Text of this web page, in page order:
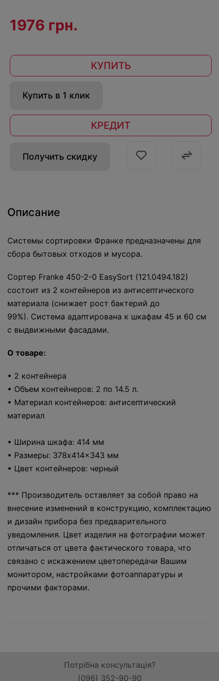
1976 грн.
КУПИТЬ
Купить в 1 клик
КРЕДИТ
Получить скидку
Описание
Системы сортировки Франке предназначены для
сбора бытовых отходов и мусора.
Сортер Franke 450-2-0 EasySort (121.0494.182)
состоит из 2 контейнеров из антисептического
материала (снижает рост бактерий до
99%). Система адаптирована к шкафам 45 и 60 см
с выдвижными фасадами.
О товаре:
• 2 контейнера
• Объем контейнеров: 2 по 14.5 л.
• Материал контейнеров: антисептический
материал
• Ширина шкафа: 414 мм
• Размеры: 378x414x343 мм
• Цвет контейнеров: черный
*** Производитель оставляет за собой право на
внесение изменений в конструкцию, комплектацию
и дизайн прибора без предварительного
уведомления. Цвет изделия на фотографии может
отличаться от цвета фактического товара, что
связано с искажением цветопередачи Вашим
монитором, настройками фотоаппаратуры и
прочими факторами.
Потрібна консультація?
(096) 352-90-90